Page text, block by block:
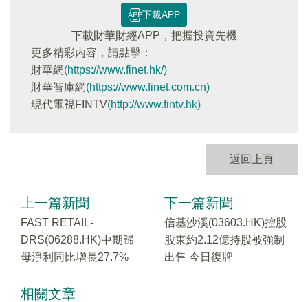
下載APP
下載財華財經APP，把握投資先機
更多精彩内容，請點擊：
財華網(https://www.finet.hk/)
財華智庫網(https://www.finet.com.cn)
現代電視FINTV(http://www.fintv.hk)
返回上頁
上一篇新聞
FAST RETAIL-
DRS(06288.HK)中期歸
母淨利同比增長27.7%
下一篇新聞
信基沙溪(03603.HK)控股
股東約2.12億持股被強制
出售 今日復牌
相關文章